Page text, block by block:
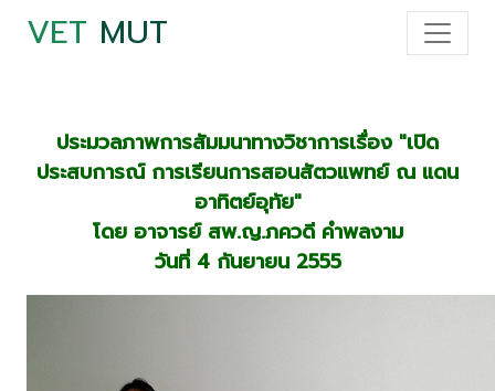
VET MUT
ประมวลภาพการสัมมนาทางวิชาการเรื่อง "เปิด
ประสบการณ์ การเรียนการสอนสัตวแพทย์ ณ แดน
อาทิตย์อุทัย"
โดย อาจารย์ สพ.ญ.ภควดี คำพลงาม
วันที่ 4 กันยายน 2555